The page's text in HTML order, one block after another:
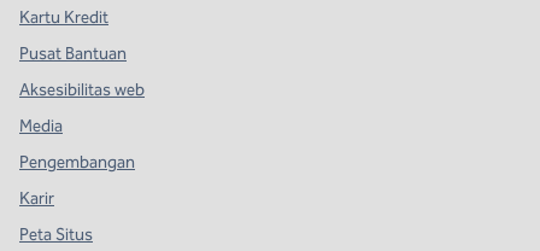
Kartu Kredit
Pusat Bantuan
Aksesibilitas web
Media
Pengembangan
Karir
Peta Situs